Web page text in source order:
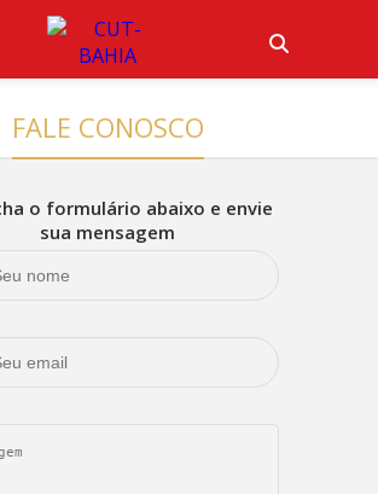
FALE CONOSCO
o formulário abaixo e envie
sua mensagem